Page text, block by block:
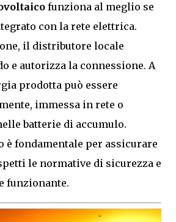
funziona al meglio se
con la rete elettrica.
il distributore locale
e autorizza la connessione. A
prodotta può essere
immessa in rete o
batterie di accumulo.
è fondamentale per assicurare
le normative di sicurezza e
funzionante.